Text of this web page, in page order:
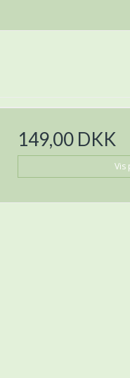
149,00 DKK
Vis